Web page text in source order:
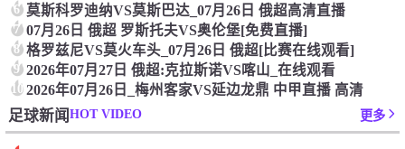
6 莫斯科罗迪纳VS莫斯巴达_07月26日 俄超高清直播
7 07月26日 俄超 罗斯托夫VS奥伦堡[免费直播]
8 格罗兹尼VS莫火车头_07月26日 俄超[比赛在线观看]
9 2026年07月27日 俄超:克拉斯诺VS喀山_在线观看
102026年07月26日_梅州客家VS延边龙鼎 中甲直播 高清
足球新闻HOT VIDEO 更多